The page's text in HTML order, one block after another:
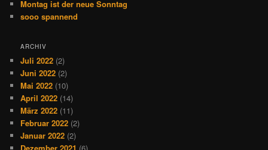
Montag ist der neue Sonntag
sooo spannend
ARCHIV
Juli 2022 (2)
Juni 2022 (2)
Mai 2022 (10)
April 2022 (14)
März 2022 (11)
Februar 2022 (2)
Januar 2022 (2)